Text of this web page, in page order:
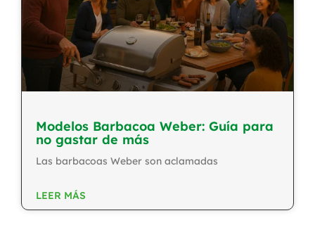
Modelos Barbacoa Weber: Guía para
no gastar de más
Las barbacoas Weber son aclamadas
LEER MÁS